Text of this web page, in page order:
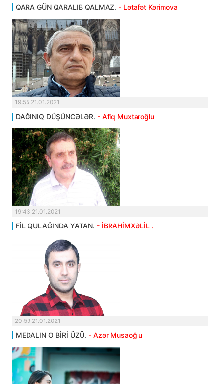
QARA GÜN QARALIB QALMAZ. - Lətafət Kərimova
19:55 21.01.2021
DAĞINIQ DÜŞÜNCƏLƏR. - Afiq Muxtaroğlu
19:43 21.01.2021
FİL QULAĞINDA YATAN. - İBRAHİMXƏLİL .
20:59 21.01.2021
MEDALIN O BİRİ ÜZÜ. - Azər Musaoğlu